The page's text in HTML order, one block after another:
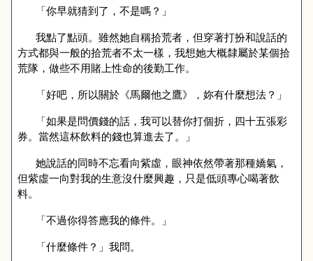
「你早就猜到了，不是嗎？」
我點了點頭。雖然她自稱拾荒者，但穿著打扮和說話的
方式都與一般的拾荒者不太一樣，我想她大概隸屬於某個拾
荒隊，做些不用賭上性命的後勤工作。
「好吧，所以關於《馬爾他之鷹》，妳有什麼想法？」
「如果是問價錢的話，我可以替你打個折，四十五張彩
券。當然這杯飲料的錢也算進去了。」
她說話的同時不忘看向紫虛，眼神依然帶著那種嬌氣，
但紫虛一向對我的生意沒什麼興趣，只是低頭專心喝著飲
料。
「不過你得答應我的條件。」
「什麼條件？」我問。